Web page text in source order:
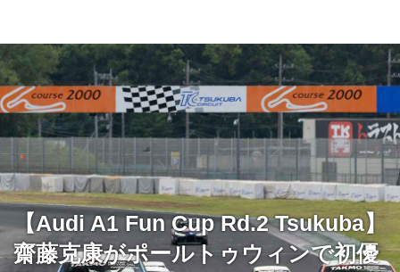
【Audi A1 Fun Cup Rd.2 Tsukuba】
齋藤克康がポールトゥウィンで初優